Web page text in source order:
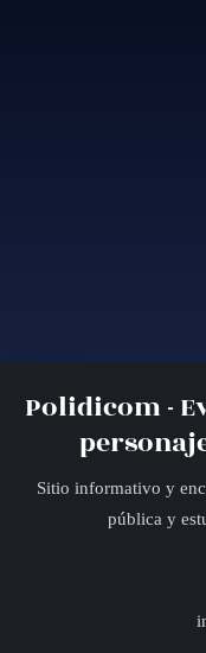
Polidicom -
Sitio informativo y
pública y